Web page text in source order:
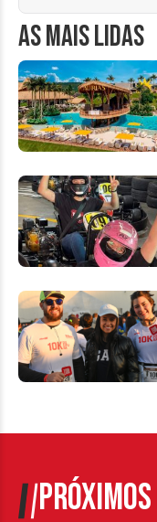
AS MAIS LIDAS
PRÓXIMOS